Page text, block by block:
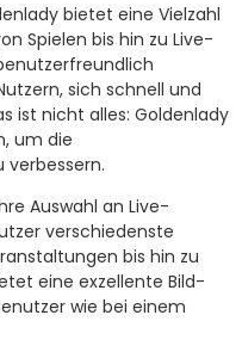
bietet eine Vielzahl
Spielen bis hin zu Live-
sich schnell und
ist nicht alles: Goldenlady
um die
Auswahl an Live-
verschiedenste
bis hin zu
eine exzellente Bild-
wie bei einem